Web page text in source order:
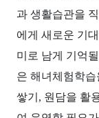
과 생활습관을
에게 새로운 기
미로 남게 기억
은 해녀체험학
쌓기, 원담을 활